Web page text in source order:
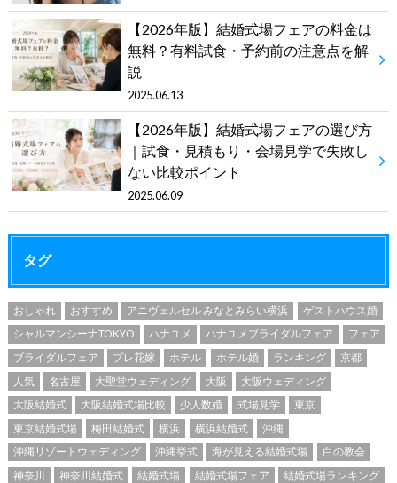
【2026年版】結婚式場フェアの料金は
無料？有料試食・予約前の注意点を解
説
2025.06.13
【2026年版】結婚式場フェアの選び方
｜試食・見積もり・会場見学で失敗し
ない比較ポイント
2025.06.09
タグ
おしゃれ おすすめ アニヴェルセル みなとみらい横浜
ゲストハウス婚
シャルマンシーナTOKYO
ハナユメ ハナユメブライダルフェア
フェア
ブライダルフェア
プレ花嫁 ホテル ホテル婚 ランキング
京都
人気
名古屋 大聖堂ウェディング 大阪
大阪ウェディング
大阪結婚式
大阪結婚式場比較 少人数婚 式場見学
東京
東京結婚式場
梅田結婚式 横浜 横浜結婚式
沖縄
沖縄リゾートウェディング
沖縄挙式 海が見える結婚式場
白の教会
神奈川
神奈川結婚式 結婚式場 結婚式場フェア
結婚式場ランキング